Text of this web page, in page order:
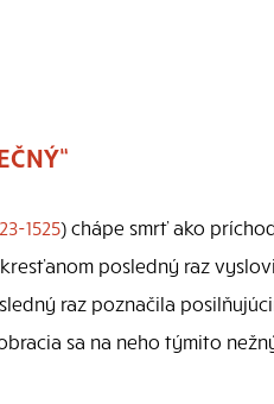
1525) chápe smrť ako
posledný raz
raz poznačila
sa na neho týmito